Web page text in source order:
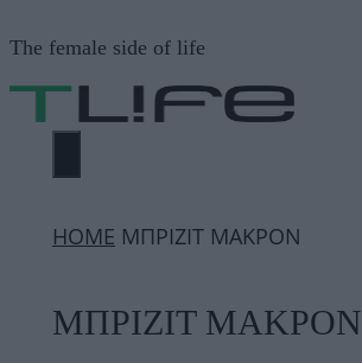
σε
περιεχόμενο
The female side of life
ΜΕΝΟΎ
ΗΟΜΕ ΜΠΡΙΖΙΤ ΜΑΚΡΟΝ
ΜΠΡΙΖΙΤ ΜΑΚΡΟΝ